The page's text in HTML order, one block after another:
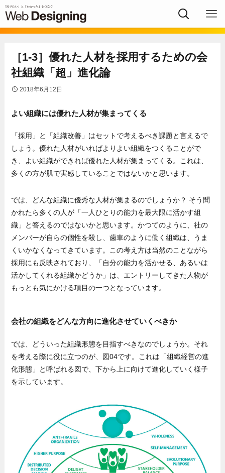
［1-3］優れた人材を採用するための会
社組織「超」進化論
2018年6月12日
よい組織には優れた人材が集まってくる
「採用」と「組織改善」はセットで考えるべき課題と言えるで
しょう。優れた人材がいればよりよい組織をつくることがで
き、よい組織ができれば優れた人材が集まってくる。これは、
多くの方が肌で実感していることではないかと思います。
では、どんな組織に優秀な人材が集まるのでしょうか？ そう聞
かれたら多くの人が「一人ひとりの能力を最大限に活かす組
織」と答えるのではないかと思います。かつてのように、社の
メンバーが自らの個性を殺し、歯車のように働く組織は、うま
くいかなくなってきています。この考え方は当然のことながら
採用にも反映されており、「自分の能力を活かせる、あるいは
活かしてくれる組織かどうか」は、エントリーしてきた人物が
もっとも気にかける項目の一つとなっています。
会社の組織をどんな方向に進化させていくべきか
では、どういった組織形態を目指すべきなのでしょうか。それ
を考える際に役に立つのが、図04です。これは「組織経営の進
化形態」と呼ばれる図で、下から上に向けて進化していく様子
を示しています。